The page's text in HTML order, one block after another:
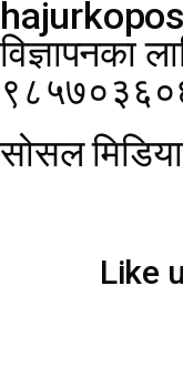
विज्ञापनका
सोसल मिडिया
Like